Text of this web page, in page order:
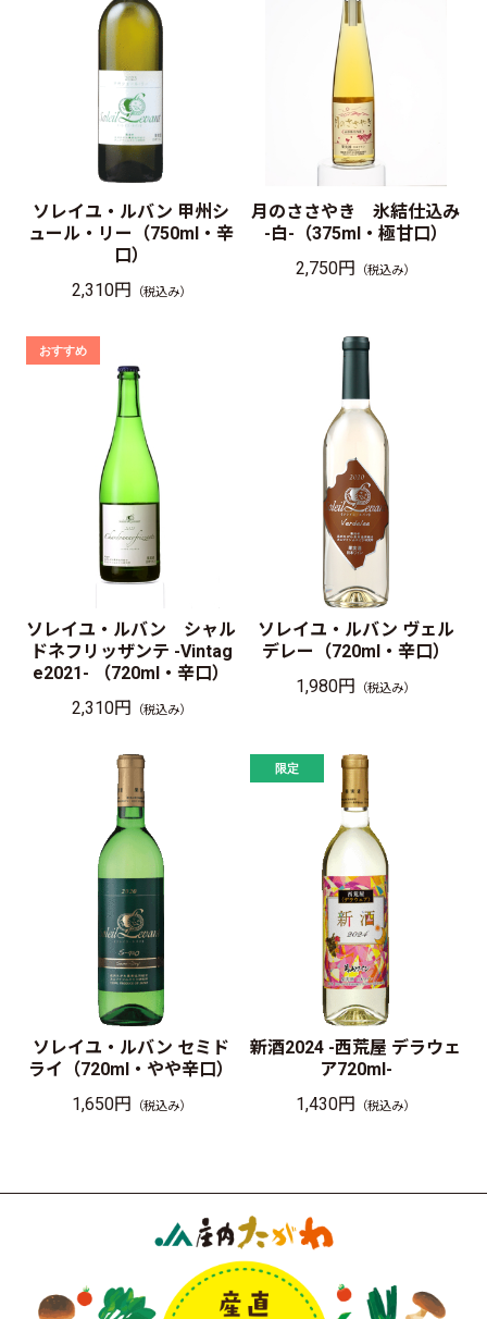
ソレイユ・ルバン 甲州シ
ュール・リー（750ml・辛
口）
2,310円
（税込み）
月のささやき 氷結仕込み
-白-（375ml・極甘口）
2,750円
（税込み）
ソレイユ・ルバン シャル
ドネフリッザンテ -Vintag
e2021- （720ml・辛口）
2,310円
（税込み）
ソレイユ・ルバン ヴェル
デレー（720ml・辛口）
1,980円
（税込み）
ソレイユ・ルバン セミド
ライ（720ml・やや辛口）
1,650円
（税込み）
新酒2024 -西荒屋 デラウェ
ア720ml-
1,430円
（税込み）